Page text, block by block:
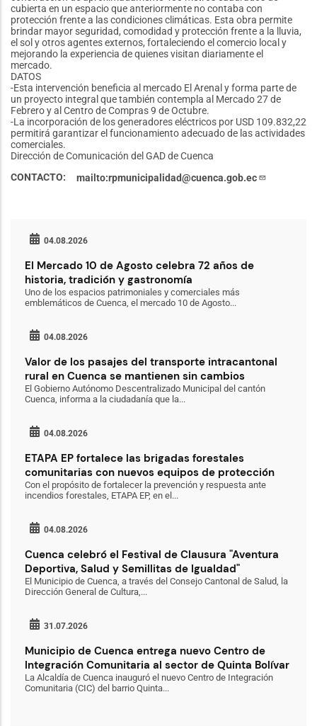
cubierta en un espacio que anteriormente no contaba con
protección frente a las condiciones climáticas. Esta obra permite
brindar mayor seguridad, comodidad y protección frente a la lluvia,
el sol y otros agentes externos, fortaleciendo el comercio local y
mejorando la experiencia de quienes visitan diariamente el
mercado.
DATOS
-Esta intervención beneficia al mercado El Arenal y forma parte de
un proyecto integral que también contempla al Mercado 27 de
Febrero y al Centro de Compras 9 de Octubre.
-La incorporación de los generadores eléctricos por USD 109.832,22
permitirá garantizar el funcionamiento adecuado de las actividades
comerciales.
Dirección de Comunicación del GAD de Cuenca
CONTACTO
mailto:rpmunicipalidad@cuenca.gob.ec
04.08.2026
El Mercado 10 de Agosto celebra 72 años de
historia, tradición y gastronomía
Uno de los espacios patrimoniales y comerciales más
emblemáticos de Cuenca, el mercado 10 de Agosto...
04.08.2026
Valor de los pasajes del transporte intracantonal
rural en Cuenca se mantienen sin cambios
El Gobierno Autónomo Descentralizado Municipal del cantón
Cuenca, informa a la ciudadanía que la...
04.08.2026
ETAPA EP fortalece las brigadas forestales
comunitarias con nuevos equipos de protección
Con el propósito de fortalecer la prevención y respuesta ante
incendios forestales, ETAPA EP, en el...
04.08.2026
Cuenca celebró el Festival de Clausura "Aventura
Deportiva, Salud y Semillitas de Igualdad"
El Municipio de Cuenca, a través del Consejo Cantonal de Salud, la
Dirección General de Cultura,...
31.07.2026
Municipio de Cuenca entrega nuevo Centro de
Integración Comunitaria al sector de Quinta Bolívar
La Alcaldía de Cuenca inauguró el nuevo Centro de Integración
Comunitaria (CIC) del barrio Quinta...